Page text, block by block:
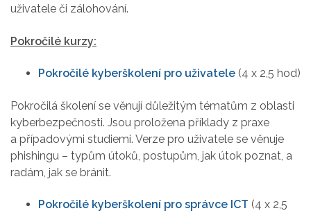
uživatele či zálohování.
Pokročilé kurzy:
Pokročilé kyberškolení pro uživatele (4 x 2,5 hod)
Pokročilá školení se věnují důležitým tématům z oblasti
kyberbezpečnosti. Jsou proložena příklady z praxe
a případovými studiemi. Verze pro uživatele se věnuje
phishingu – typům útoků, postupům, jak útok poznat, a
radám, jak se bránit.
Pokročilé kyberškolení pro správce ICT (4 x 2,5